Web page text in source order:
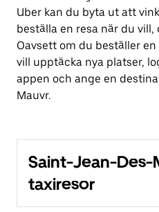
Uber kan du byta ut att
beställa en resa när du
Oavsett om du beställer
vill upptäcka nya platser,
appen och ange en
Mauvr.
Saint-Jean-Des-
taxiresor